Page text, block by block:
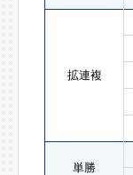
拡連複
単勝